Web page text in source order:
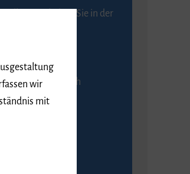
erhalten Sie in der
ist ausschließlich
wir
mit